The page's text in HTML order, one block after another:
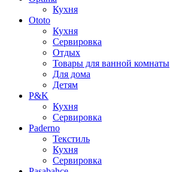
Кухня
Ototo
Кухня
Сервировка
Отдых
Товары для ванной комнаты
Для дома
Детям
P&K
Кухня
Сервировка
Paderno
Текстиль
Кухня
Сервировка